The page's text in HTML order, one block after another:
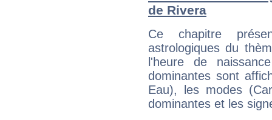
de Rivera
Ce chapitre
astrologiques du
l'heure de
dominantes sont
Eau), les modes
dominantes et les